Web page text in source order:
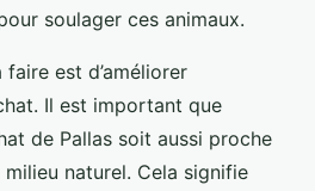
soulager ces animaux.
est d’améliorer
Il est important que
de Pallas soit aussi proche
naturel. Cela signifie